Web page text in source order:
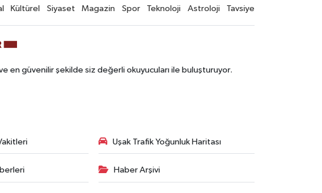
Kültürel Siyaset Magazin Spor Teknoloji Astroloji Tavsiye
en güvenilir şekilde siz değerli okuyucuları ile buluşturuyor.
Uşak Trafik Yoğunluk Haritası
Haber Arşivi